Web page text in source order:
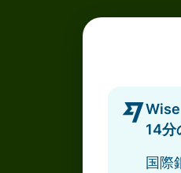
Wise
14分
国際